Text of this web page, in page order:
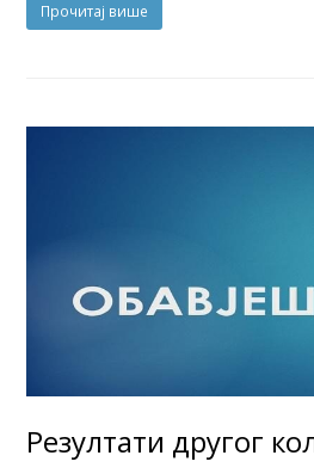
Прочитај више
Резултати другог